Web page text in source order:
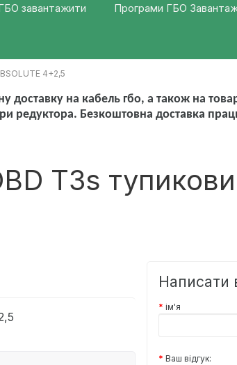
завантажити Програми ГБО
4+2,5
доставку на кабель гбо, а також на
редуктора. Безкоштовна доставка
T3s
Написати
ім'я
Ваш відгук: